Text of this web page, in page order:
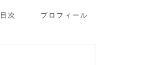
目次 プロフィール